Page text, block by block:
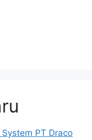
PT Draco